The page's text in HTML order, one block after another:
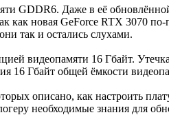
GDDR6. Даже в её
новая GeForce RTX 3070 по-
так и остались слухами.
видеопамяти 16 Гбайт.
16 Гбайт общей ёмкости
описано, как настроить
необходимые знания для